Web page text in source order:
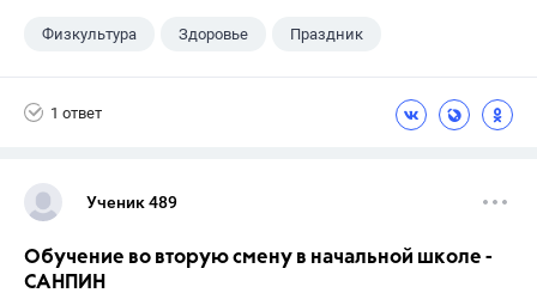
Физкультура Здоровье Праздник
1 ответ
Ученик 489
Обучение во вторую смену в начальной школе -
САНПИН